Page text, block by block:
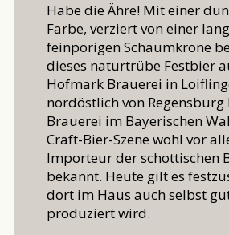
Habe die Ähre! Mit einer
Farbe, verziert von einer
feinporigen Schaumkrone
dieses naturtrübe Festbier
Hofmark Brauerei in
nordöstlich von Regensburg
Brauerei im Bayerischen
Craft-Bier-Szene wohl vor
Importeur der schottischen
bekannt. Heute gilt es
dort im Haus auch selbst
produziert wird.